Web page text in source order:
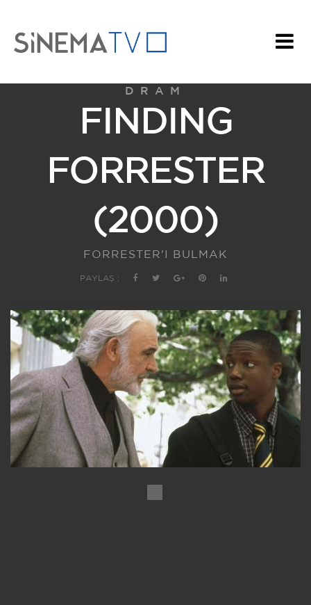
DRAM
FINDING
FORRESTER
(2000)
FORRESTER'I BULMAK
PAYLAŞ :